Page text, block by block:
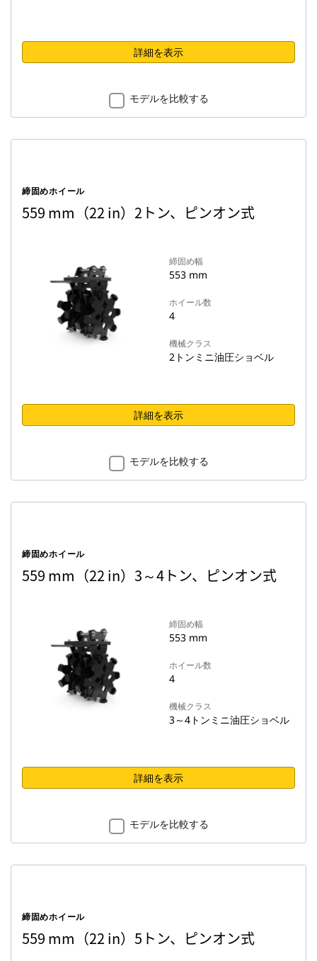
詳細を表示
モデルを比較する
締固めホイール
559 mm（22 in）2トン、ピンオン式
締固め幅
553 mm
ホイール数
4
機械クラス
2トンミニ油圧ショベル
詳細を表示
モデルを比較する
締固めホイール
559 mm（22 in）3～4トン、ピンオン式
締固め幅
553 mm
ホイール数
4
機械クラス
3～4トンミニ油圧ショベル
詳細を表示
モデルを比較する
締固めホイール
559 mm（22 in）5トン、ピンオン式